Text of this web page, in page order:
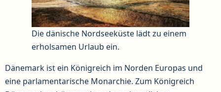
Die dänische Nordseeküste lädt zu einem
erholsamen Urlaub ein.
Dänemark ist ein Königreich im Norden Europas und
eine parlamentarische Monarchie. Zum Königreich